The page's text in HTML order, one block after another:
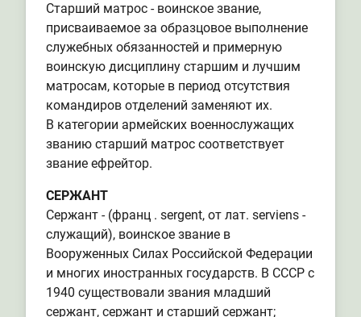
Старший матрос - воинское звание,
присваиваемое за образцовое выполнение
служебных обязанностей и примерную
воинскую дисциплину старшим и лучшим
матросам, которые в период отсутствия
командиров отделений заменяют их.
В категории армейских военнослужащих
званию старший матрос соответствует
звание ефрейтор.
СЕРЖАНТ
Сержант - (франц . sergent, от лат. serviens -
служащий), воинское звание в
Вооруженных Силах Российской Федерации
и многих иностранных государств. В СССР с
1940 существовали звания младший
сержант, сержант и старший сержант;